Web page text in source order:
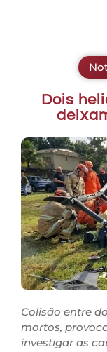
Dois
Colisão entre
mortos,
investigar as